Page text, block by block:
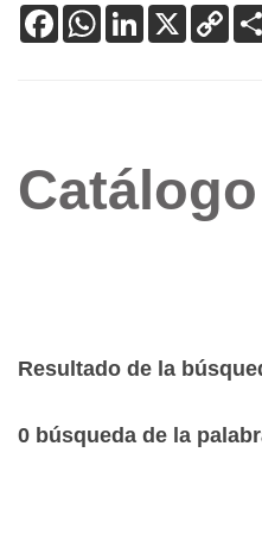
FacebookWhatsApp
LinkedIn
X
Link
Catálogo
Resultado de la
0 búsqueda de la